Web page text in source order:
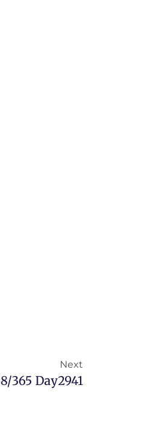
Next
365 Day2941